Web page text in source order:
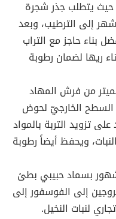
حيث يتطلب جذر شجرة
إلى الترطيب، وبعد
بناء حاجز مع التراب
ريها لضمان رطوبة
من فرش المهاد
الخارجيّ لحوض
تزويد التربة بالمواد
ويحفظ أيضاً رطوبة
بسماد حبيبي بطئ
(نسبة النيتروجين إلى الفوسفور إلى
لنبات النخيل.